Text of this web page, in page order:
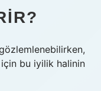
bu iyilik halinin